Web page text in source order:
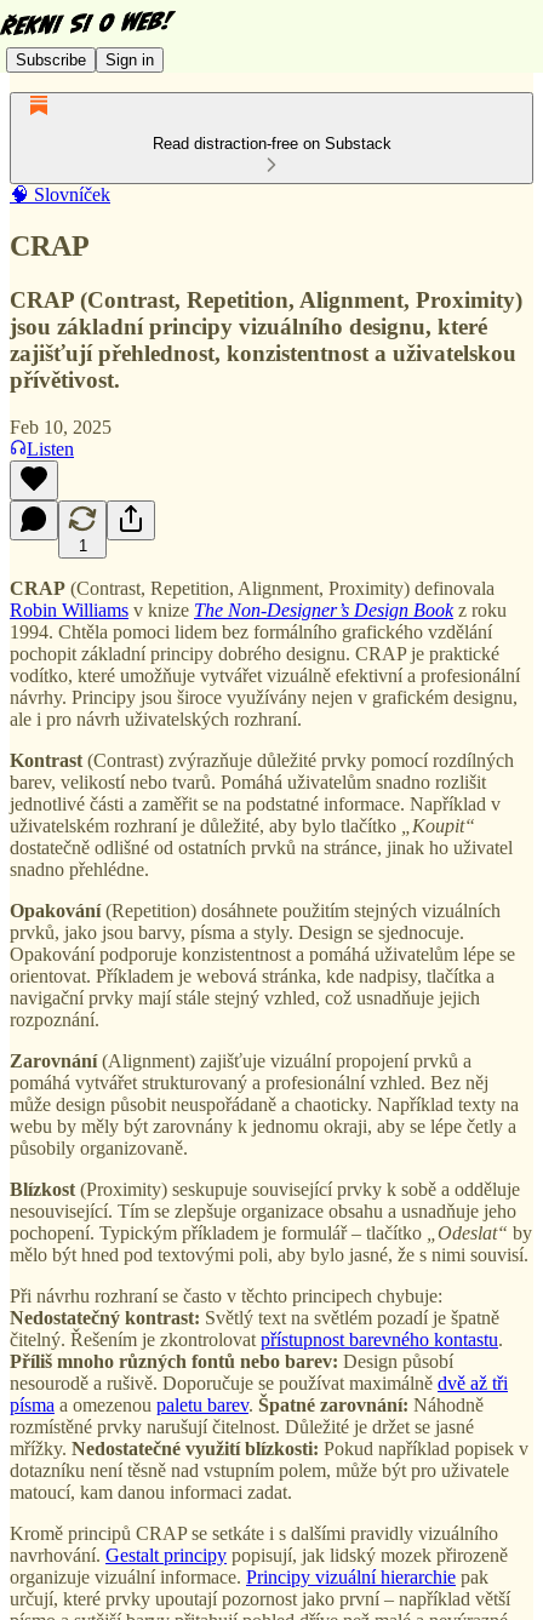
Subscribe Sign in
Read distraction-free on Substack
🧠 Slovníček
CRAP
CRAP (Contrast, Repetition, Alignment, Proximity)
jsou základní principy vizuálního designu, které
zajišťují přehlednost, konzistentnost a uživatelskou
přívětivost.
Feb 10, 2025
Listen
1
CRAP (Contrast, Repetition, Alignment, Proximity) definovala
Robin Williams v knize The Non-Designer’s Design Bookz roku
1994. Chtěla pomoci lidem bez formálního grafického vzdělání
pochopit základní principy dobrého designu. CRAP je praktické
vodítko, které umožňuje vytvářet vizuálně efektivní a profesionální
návrhy. Principy jsou široce využívány nejen v grafickém designu,
ale i pro návrh uživatelských rozhraní.
Kontrast (Contrast) zvýrazňuje důležité prvky pomocí rozdílných
barev, velikostí nebo tvarů. Pomáhá uživatelům snadno rozlišit
jednotlivé části a zaměřit se na podstatné informace. Například v
uživatelském rozhraní je důležité, aby bylo tlačítko
„Koupit“
dostatečně odlišné od ostatních prvků na stránce, jinak ho uživatel
snadno přehlédne.
Opakování(Repetition) dosáhnete použitím stejných vizuálních
prvků, jako jsou barvy, písma a styly. Design se sjednocuje.
Opakování podporuje konzistentnost a pomáhá uživatelům lépe se
orientovat. Příkladem je webová stránka, kde nadpisy, tlačítka a
navigační prvky mají stále stejný vzhled, což usnadňuje jejich
rozpoznání.
Zarovnání(Alignment) zajišťuje vizuální propojení prvků a
pomáhá vytvářet strukturovaný a profesionální vzhled. Bez něj
může design působit neuspořádaně a chaoticky. Například texty na
webu by měly být zarovnány k jednomu okraji, aby se lépe četly a
působily organizovaně.
Blízkost (Proximity) seskupuje související prvky k sobě a odděluje
nesouvisející. Tím se zlepšuje organizace obsahu a usnadňuje jeho
pochopení. Typickým příkladem je formulář – tlačítko
„Odeslat“ by
mělo být hned pod textovými poli, aby bylo jasné, že s nimi souvisí.
Při návrhu rozhraní se často v těchto principech chybuje:
Nedostatečný kontrast: Světlý text na světlém pozadí je špatně
čitelný. Řešením je zkontrolovat přístupnost barevného kontastu.
Příliš mnoho různých fontů nebo barev: Design působí
nesourodě a rušivě. Doporučuje se používat maximálně dvě až tři
písma a omezenou paletu barev. Špatné zarovnání: Náhodně
rozmístěné prvky narušují čitelnost. Důležité je držet se jasné
mřížky. Nedostatečné využití blízkosti: Pokud například popisek v
dotazníku není těsně nad vstupním polem, může být pro uživatele
matoucí, kam danou informaci zadat.
Kromě principů CRAP se setkáte i s dalšími pravidly vizuálního
navrhování. Gestalt principy popisují, jak lidský mozek přirozeně
organizuje vizuální informace. Principy vizuální hierarchie pak
určují, které prvky upoutají pozornost jako první – například větší